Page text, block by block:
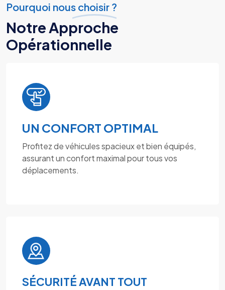
Pourquoi nous choisir ?
Notre Approche
Opérationnelle
UN CONFORT OPTIMAL
Profitez de véhicules spacieux et bien équipés,
assurant un confort maximal pour tous vos
déplacements.
SÉCURITÉ AVANT TOUT